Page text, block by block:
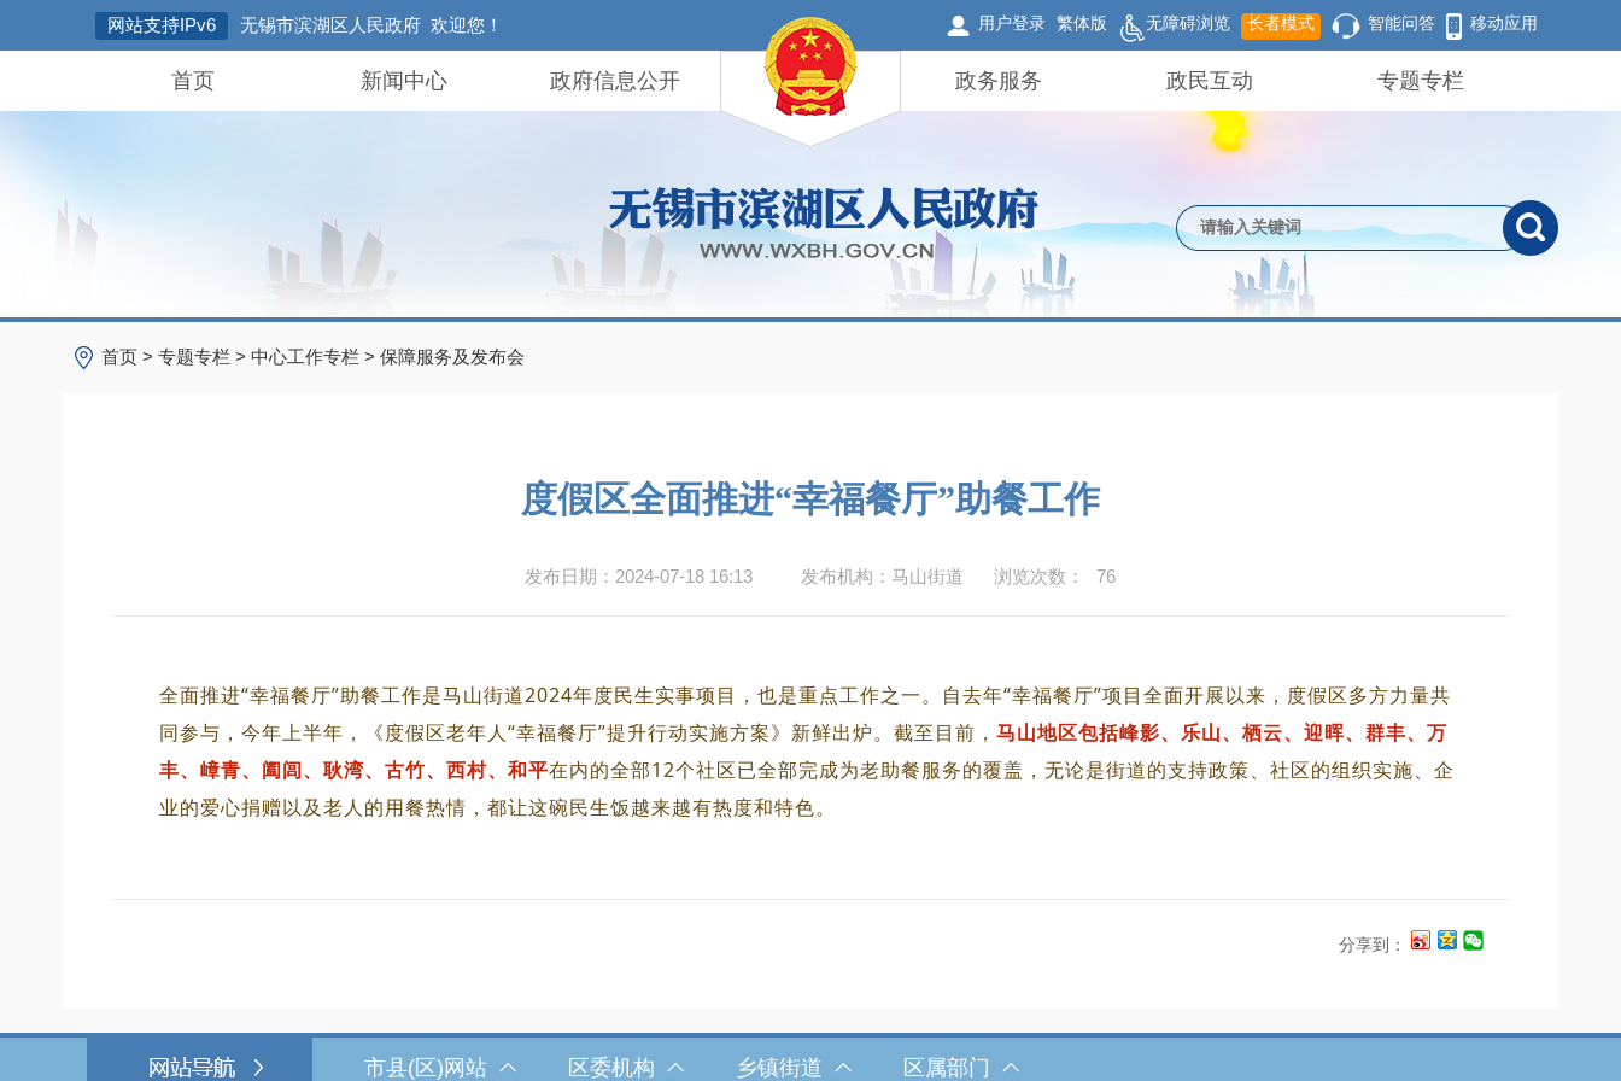
网站支持IPv6 无锡市滨湖区人民政府 欢迎您！ 用户登录 繁体版 无障碍浏览 长者模式 智能问答 移动应用
首页 新闻中心 政府信息公开 政务服务 政民互动 专题专栏
首页 > 专题专栏 > 中心工作专栏 > 保障服务及发布会
度假区全面推进“幸福餐厅”助餐工作
发布日期：2024-07-18 16:13 发布机构：马山街道 浏览次数： 76
全面推进“幸福餐厅”助餐工作是马山街道2024年度民生实事项目，也是重点工作之一。自去年“幸福餐厅”项目全面开展以来，度假区多方力量共
同参与，今年上半年，《度假区老年人“幸福餐厅”提升行动实施方案》新鲜出炉。截至目前， 马山地区包括峰影、乐山、栖云、迎晖、群丰、万
丰、嶂青、阖闾、耿湾、古竹、西村、和平在内的全部12个社区已全部完成为老助餐服务的覆盖，无论是街道的支持政策、社区的组织实施、企
业的爱心捐赠以及老人的用餐热情，都让这碗民生饭越来越有热度和特色。
分享到：
市县(区)网站 区委机构 乡镇街道 区属部门